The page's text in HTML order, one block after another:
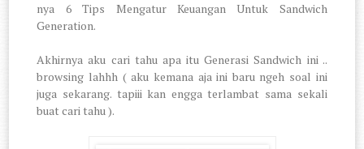
nya 6 Tips Mengatur Keuangan Untuk Sandwich
Generation.
Akhirnya aku cari tahu apa itu Generasi Sandwich ini ..
browsing lahhh ( aku kemana aja ini baru ngeh soal ini
juga sekarang. tapiii kan engga terlambat sama sekali
buat cari tahu ).